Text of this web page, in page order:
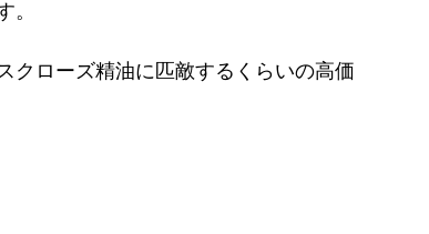
。
クローズ精油に匹敵するくらいの高価